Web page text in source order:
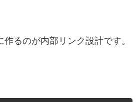
るのが内部リンク設計です。